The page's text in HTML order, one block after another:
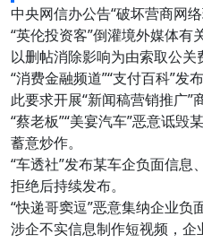
中央网信办公告“破坏营商网
“英伦投资客”倒灌境外媒体有
以删帖消除影响为由索取公关
“消费金融频道”“支付百科”发
此要求开展“新闻稿营销推广”
“蔡老板”“美宴汽车”恶意诋毁
蓄意炒作。
“车透社”发布某车企负面信息
拒绝后持续发布。
“快递哥窦逗”恶意集纳企业负
涉企不实信息制作短视频，